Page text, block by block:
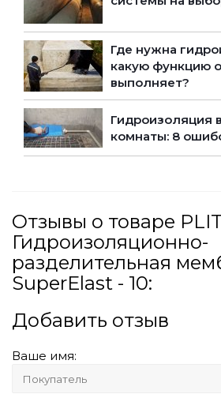
Где нужна
какую функцию
выполняет?
Гидроизоляция
комнаты: 8
Отзывы о товаре
Гидроизоляционно-
разделительная
SuperElast - 10:
Добавить отзыв
Ваше имя: